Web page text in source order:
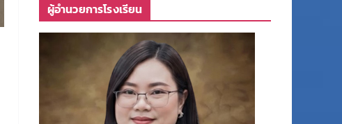
ผู้อำนวยการโรงเรียน